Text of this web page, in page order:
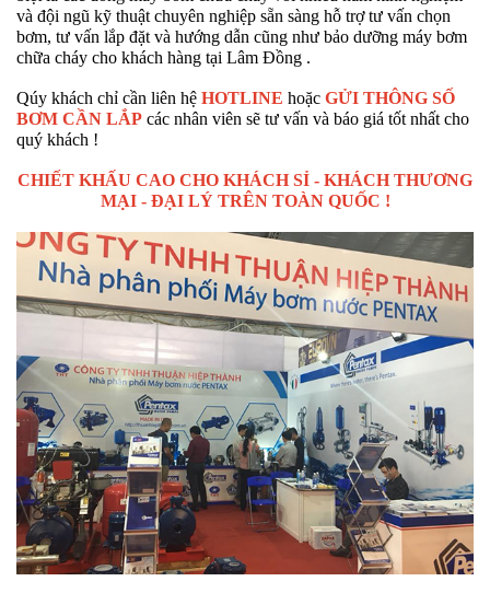
và đội ngũ kỹ thuật chuyên nghiệp sẵn sàng hỗ trợ tư vấn chọn
bơm, tư vấn lắp đặt và hướng dẫn cũng như bảo dưỡng máy bơm
chữa cháy cho khách hàng tại Lâm Đồng .
Qúy khách chỉ cần liên hệ HOTLINE hoặc GỬI THÔNG SỐ
BƠM CẦN LẮP các nhân viên sẽ tư vấn và báo giá tốt nhất cho
quý khách !
CHIẾT KHẤU CAO CHO KHÁCH SỈ - KHÁCH THƯƠNG
MẠI - ĐẠI LÝ TRÊN TOÀN QUỐC !